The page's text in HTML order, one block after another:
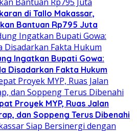
di Tallo Makassar,
Bantuan Rp795 Juta
Ingatkan Bupati Gowa:
Disadarkan Fakta Hukum
Proyek MYP, Ruas Jalan
dan Soppeng Terus Dibenahi